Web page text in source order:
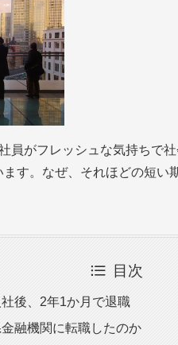
員がフレッシュな気持ちで
す。なぜ、それほどの短い
目次
後、2年1か月で退職
融機関に転職したのか